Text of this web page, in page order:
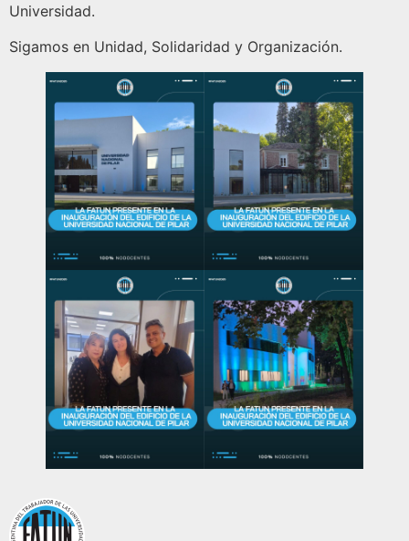
Universidad.
Sigamos en Unidad, Solidaridad y Organización.